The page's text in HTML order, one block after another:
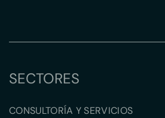
SECTORES
CONSULTORÍA Y SERVICIOS